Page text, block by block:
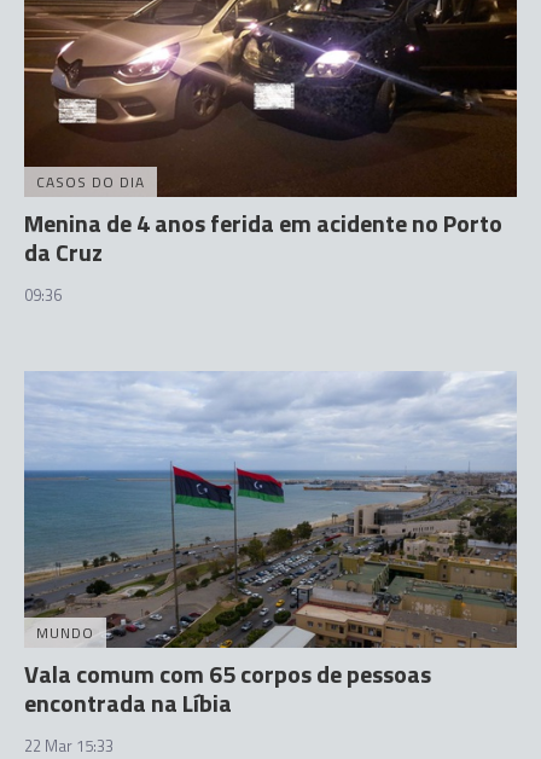
CASOS DO DIA
Menina de 4 anos ferida em acidente no Porto
da Cruz
09:36
MUNDO
Vala comum com 65 corpos de pessoas
encontrada na Líbia
22 Mar 15:33